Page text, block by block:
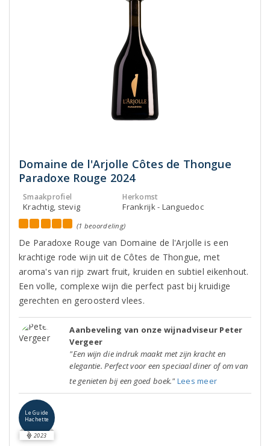
Domaine de l'Arjolle Côtes de Thongue
Paradoxe Rouge 2024
Smaakprofiel
Krachtig, stevig
Herkomst
Frankrijk - Languedoc
(1 beoordeling)
De Paradoxe Rouge van Domaine de l'Arjolle is een
krachtige rode wijn uit de Côtes de Thongue, met
aroma's van rijp zwart fruit, kruiden en subtiel eikenhout.
Een volle, complexe wijn die perfect past bij kruidige
gerechten en geroosterd vlees.
Aanbeveling van onze wijnadviseur Peter
Vergeer
"Een wijn die indruk maakt met zijn kracht en
elegantie. Perfect voor een speciaal diner of om van
te genieten bij een goed boek." Lees meer
Le Guide
Hachette
2023